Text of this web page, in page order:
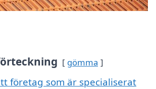
gömma
företag som är specialiserat